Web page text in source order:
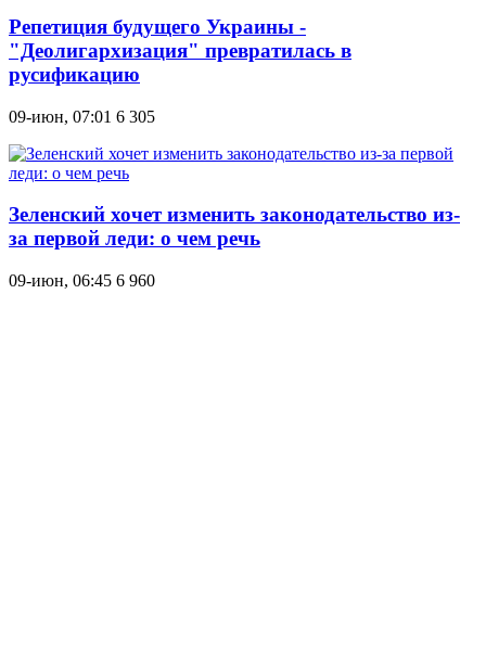
Репетиция будущего Украины -
"Деолигархизация" превратилась в
русификацию
09-июн, 07:01 6 305
Зеленский хочет изменить законодательство из-
за первой леди: о чем речь
09-июн, 06:45 6 960